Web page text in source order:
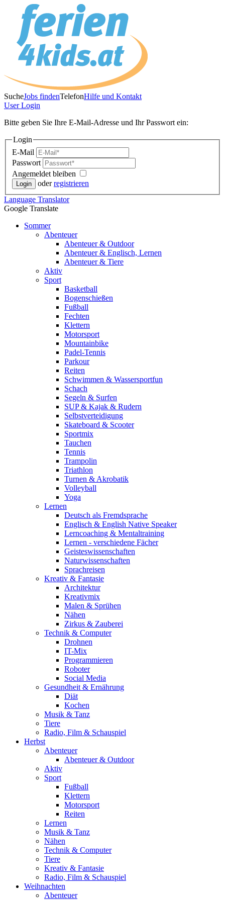
SucheJobs findenTelefonHilfe und Kontakt
UserLogin
Bitte geben Sie Ihre E-Mail-Adresse und Ihr Passwort ein:
Login
E-Mail
Passwort
Angemeldet bleiben
oderregistrieren
Language Translator
Google Translate
Sommer
Abenteuer
Abenteuer & Outdoor
Abenteuer & Englisch, Lernen
Abenteuer & Tiere
Aktiv
Sport
Basketball
Bogenschießen
Fußball
Fechten
Klettern
Motorsport
Mountainbike
Padel-Tennis
Parkour
Reiten
Schwimmen & Wassersportfun
Schach
Segeln & Surfen
SUP & Kajak & Rudern
Selbstverteidigung
Skateboard & Scooter
Sportmix
Tauchen
Tennis
Trampolin
Triathlon
Turnen & Akrobatik
Volleyball
Yoga
Lernen
Deutsch als Fremdsprache
Englisch & English Native Speaker
Lerncoaching & Mentaltraining
Lernen - verschiedene Fächer
Geisteswissenschaften
Naturwissenschaften
Sprachreisen
Kreativ & Fantasie
Architektur
Kreativmix
Malen & Sprühen
Nähen
Zirkus & Zauberei
Technik & Computer
Drohnen
IT-Mix
Programmieren
Roboter
Social Media
Gesundheit & Ernährung
Diät
Kochen
Musik & Tanz
Tiere
Radio, Film & Schauspiel
Herbst
Abenteuer
Abenteuer & Outdoor
Aktiv
Sport
Fußball
Klettern
Motorsport
Reiten
Lernen
Musik & Tanz
Nähen
Technik & Computer
Tiere
Kreativ & Fantasie
Radio, Film & Schauspiel
Weihnachten
Abenteuer